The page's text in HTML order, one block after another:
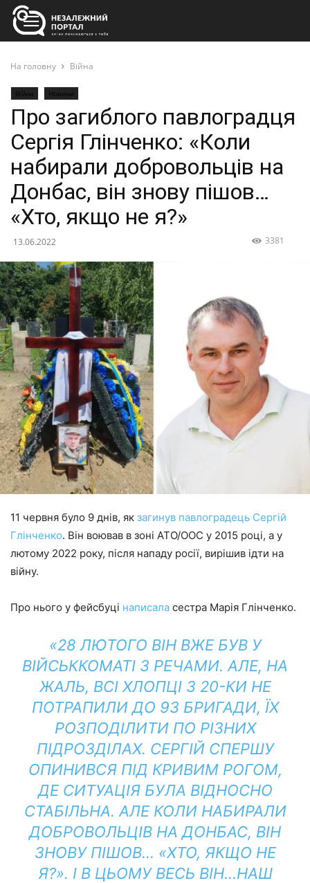
На головну Війна
Війна Новини
Про загиблого павлоградця
Сергія Глінченко: «Коли
набирали добровольців на
Донбас, він знову пішов…
«Хто, якщо не я?»
13.06.2022 3381
11 червня було 9 днів, як загинув павлоградець Сергій
Глінченко. Він воював в зоні АТО/ООС у 2015 році, а у
лютому 2022 року, після нападу росії, вирішив ідти на
війну.
Про нього у фейсбуці написала сестра Марія Глінченко.
«28 ЛЮТОГО ВІН ВЖЕ БУВ У
ВІЙСЬККОМАТІ З РЕЧАМИ. АЛЕ, НА
ЖАЛЬ, ВСІ ХЛОПЦІ З 20-КИ НЕ
ПОТРАПИЛИ ДО 93 БРИГАДИ, ЇХ
РОЗПОДІЛИТИ ПО РІЗНИХ
ПІДРОЗДІЛАХ. СЕРГІЙ СПЕРШУ
ОПИНИВСЯ ПІД КРИВИМ РОГОМ,
ДЕ СИТУАЦІЯ БУЛА ВІДНОСНО
СТАБІЛЬНА. АЛЕ КОЛИ НАБИРАЛИ
ДОБРОВОЛЬЦІВ НА ДОНБАС, ВІН
ЗНОВУ ПІШОВ… «ХТО, ЯКЩО НЕ
Я?». І В ЦЬОМУ ВЕСЬ ВІН…НАШ